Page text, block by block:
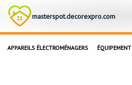
masterspot.decorexpro.com
APPAREILS ÉLECTROMÉNAGERS